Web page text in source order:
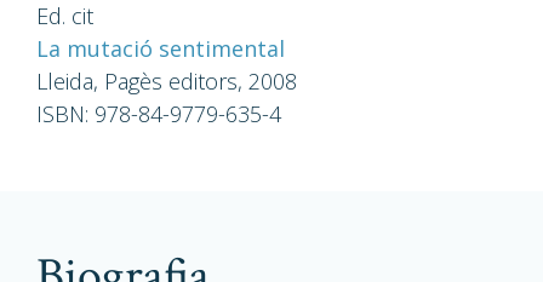
Ed. cit
La mutació sentimental
Lleida, Pagès editors, 2008
ISBN: 978-84-9779-635-4